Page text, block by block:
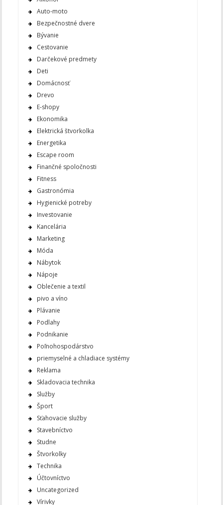
Auto-moto
Bezpečnostné dvere
Bývanie
Cestovanie
Darčekové predmety
Deti
Domácnosť
Drevo
E-shopy
Ekonomika
Elektrická štvorkolka
Energetika
Escape room
Finančné spoločnosti
Fitness
Gastronómia
Hygienické potreby
Investovanie
Kancelária
Marketing
Móda
Nábytok
Nápoje
Oblečenie a textil
pivo a víno
Plávanie
Podlahy
Podnikanie
Poľnohospodárstvo
priemyselné a chladiace systémy
Reklama
Skladovacia technika
Služby
Šport
Sťahovacie služby
Stavebníctvo
Studne
Štvorkolky
Technika
Účtovníctvo
Uncategorized
Vírivky